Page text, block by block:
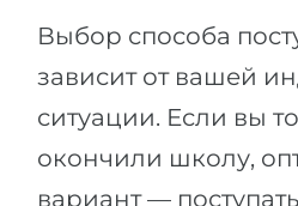
Выбор способа
зависит от вашей
ситуации. Если вы
окончили школу,
вариант —